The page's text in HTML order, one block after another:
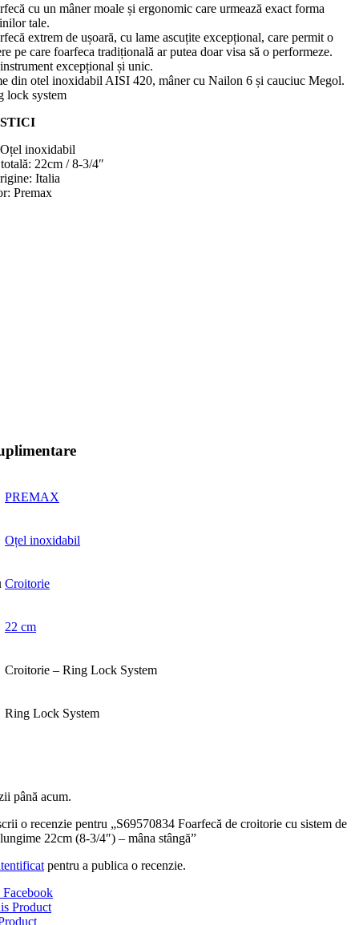
cu un mâner moale și ergonomic care urmează exact forma
tale.
extrem de ușoară, cu lame ascuțite excepțional, care permit o
pe care foarfeca tradițională ar putea doar visa să o performeze.
excepțional și unic.
din otel inoxidabil AISI 420, mâner cu Nailon 6 și cauciuc Megol.
lock system
inoxidabil
22cm / 8-3/4″
Italia
Premax
PREMAX
Oțel inoxidabil
Croitorie
22 cm
Croitorie – Ring Lock System
Ring Lock System
până acum.
o recenzie pentru „S69570834 Foarfecă de croitorie cu sistem de
22cm (8-3/4″) – mâna stângă”
pentru a publica o recenzie.
Facebook
Product